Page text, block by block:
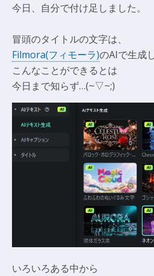
今日、自分で付け足しました。
冒頭のタイトルの文字は、
Filmora(フィモーラ)のAIで生成
こんなことができるとは
今日まで知らず…(~▽~;)
いろいろある中から